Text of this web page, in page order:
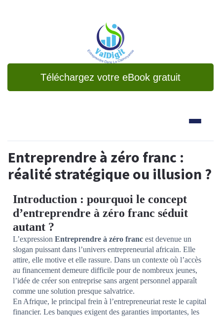
Téléchargez votre eBook gratuit
Entreprendre à zéro franc :
réalité stratégique ou illusion ?
Introduction : pourquoi le concept
d’entreprendre à zéro franc séduit
autant ?
L’expression Entreprendre à zéro franc est devenue un
slogan puissant dans l’univers entrepreneurial africain. Elle
attire, elle motive et elle rassure. Dans un contexte où l’accès
au financement demeure difficile pour de nombreux jeunes,
l’idée de créer son entreprise sans argent personnel apparaît
comme une solution presque salvatrice.
En Afrique, le principal frein à l’entrepreneuriat reste le capital
financier. Les banques exigent des garanties importantes, les